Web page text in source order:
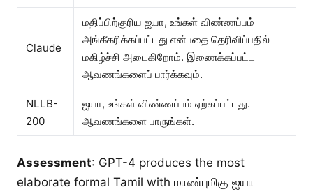
Claude
மதிப்பிற்குரிய ஐயா, உங்கள் விண்ணப்பம்
அங்கீகரிக்கப்பட்டது என்பதை தெரிவிப்பதில்
மகிழ்ச்சி அடைகிறோம். இணைக்கப்பட்ட
ஆவணங்களைப் பார்க்கவும்.
NLLB-
200
ஐயா, உங்கள் விண்ணப்பம் ஏற்கப்பட்டது.
ஆவணங்களை பாருங்கள்.
Assessment: GPT-4 produces the most
elaborate formal Tamil with மாண்புமிகு ஐயா